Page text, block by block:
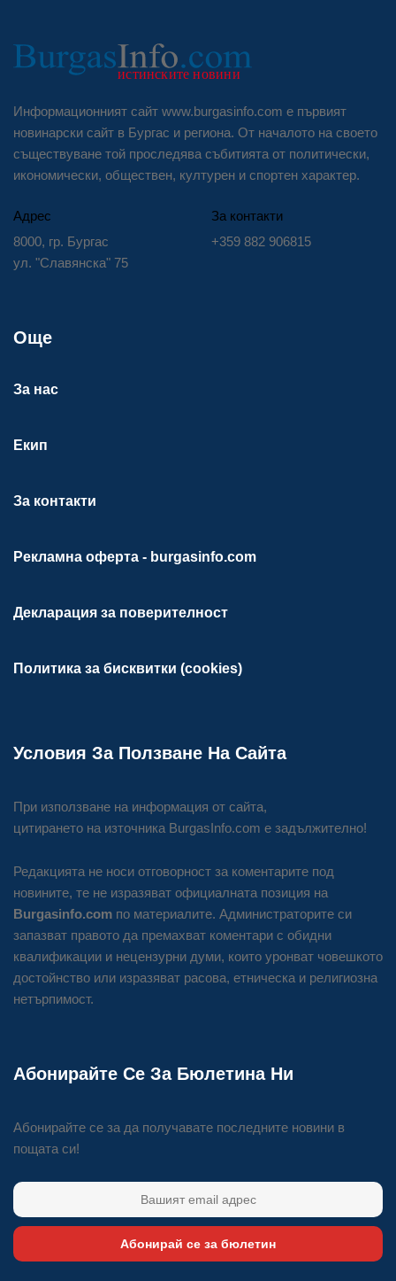
Информационният сайт www.burgasinfo.com е първият
новинарски сайт в Бургас и региона. От началото на своето
съществуване той проследява събитията от политически,
икономически, обществен, културен и спортен характер.
Адрес
8000, гр. Бургас
ул. "Славянска" 75
За контакти
+359 882 906815
Още
За нас
Екип
За контакти
Рекламна оферта - burgasinfo.com
Декларация за поверителност
Политика за бисквитки (cookies)
Условия За Ползване На Сайта
При използване на информация от сайта,
цитирането на източника BurgasInfo.com е задължително!
Редакцията не носи отговорност за коментарите под
новините, те не изразяват официалната позиция на
Burgasinfo.com по материалите. Администраторите си
запазват правото да премахват коментари с обидни
квалификации и нецензурни думи, които уронват човешкото
достойнство или изразяват расова, етническа и религиозна
нетърпимост.
Абонирайте Се За Бюлетина Ни
Абонирайте се за да получавате последните новини в
пощата си!
Абонирай се за бюлетин